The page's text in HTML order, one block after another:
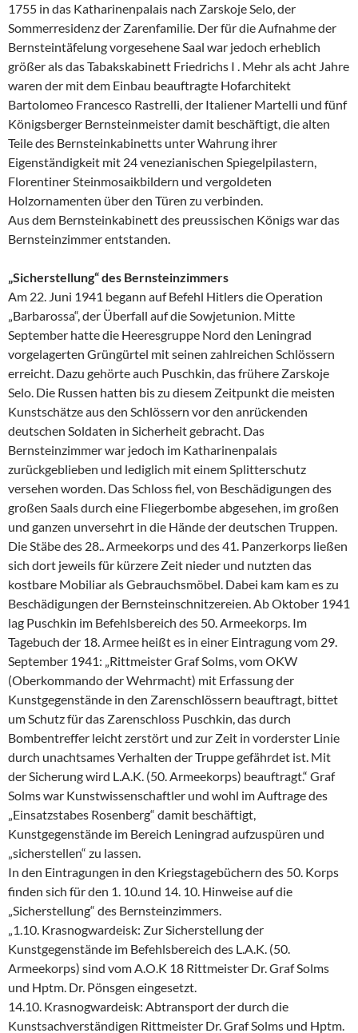
1755 in das Katharinenpalais nach Zarskoje Selo, der
Sommerresidenz der Zarenfamilie. Der für die Aufnahme der
Bernsteintäfelung vorgesehene Saal war jedoch erheblich
größer als das Tabakskabinett Friedrichs I . Mehr als acht Jahre
waren der mit dem Einbau beauftragte Hofarchitekt
Bartolomeo Francesco Rastrelli, der Italiener Martelli und fünf
Königsberger Bernsteinmeister damit beschäftigt, die alten
Teile des Bernsteinkabinetts unter Wahrung ihrer
Eigenständigkeit mit 24 venezianischen Spiegelpilastern,
Florentiner Steinmosaikbildern und vergoldeten
Holzornamenten über den Türen zu verbinden.
Aus dem Bernsteinkabinett des preussischen Königs war das
Bernsteinzimmer entstanden.
„Sicherstellung“ des Bernsteinzimmers
Am 22. Juni 1941 begann auf Befehl Hitlers die Operation
„Barbarossa“, der Überfall auf die Sowjetunion. Mitte
September hatte die Heeresgruppe Nord den Leningrad
vorgelagerten Grüngürtel mit seinen zahlreichen Schlössern
erreicht. Dazu gehörte auch Puschkin, das frühere Zarskoje
Selo. Die Russen hatten bis zu diesem Zeitpunkt die meisten
Kunstschätze aus den Schlössern vor den anrückenden
deutschen Soldaten in Sicherheit gebracht. Das
Bernsteinzimmer war jedoch im Katharinenpalais
zurückgeblieben und lediglich mit einem Splitterschutz
versehen worden. Das Schloss fiel, von Beschädigungen des
großen Saals durch eine Fliegerbombe abgesehen, im großen
und ganzen unversehrt in die Hände der deutschen Truppen.
Die Stäbe des 28.. Armeekorps und des 41. Panzerkorps ließen
sich dort jeweils für kürzere Zeit nieder und nutzten das
kostbare Mobiliar als Gebrauchsmöbel. Dabei kam kam es zu
Beschädigungen der Bernsteinschnitzereien. Ab Oktober 1941
lag Puschkin im Befehlsbereich des 50. Armeekorps. Im
Tagebuch der 18. Armee heißt es in einer Eintragung vom 29.
September 1941: „Rittmeister Graf Solms, vom OKW
(Oberkommando der Wehrmacht) mit Erfassung der
Kunstgegenstände in den Zarenschlössern beauftragt, bittet
um Schutz für das Zarenschloss Puschkin, das durch
Bombentreffer leicht zerstört und zur Zeit in vorderster Linie
durch unachtsames Verhalten der Truppe gefährdet ist. Mit
der Sicherung wird L.A.K. (50. Armeekorps) beauftragt.“ Graf
Solms war Kunstwissenschaftler und wohl im Auftrage des
„Einsatzstabes Rosenberg“ damit beschäftigt,
Kunstgegenstände im Bereich Leningrad aufzuspüren und
„sicherstellen“ zu lassen.
In den Eintragungen in den Kriegstagebüchern des 50. Korps
finden sich für den 1. 10.und 14. 10. Hinweise auf die
„Sicherstellung“ des Bernsteinzimmers.
„1.10. Krasnogwardeisk: Zur Sicherstellung der
Kunstgegenstände im Befehlsbereich des L.A.K. (50.
Armeekorps) sind vom A.O.K 18 Rittmeister Dr. Graf Solms
und Hptm. Dr. Pönsgen eingesetzt.
14.10. Krasnogwardeisk: Abtransport der durch die
Kunstsachverständigen Rittmeister Dr. Graf Solms und Hptm.